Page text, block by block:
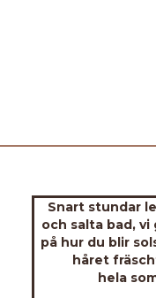
Snart stundar
och salta bad,
på hur du blir
håret
hela